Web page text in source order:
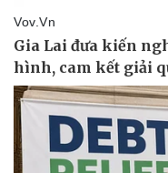
Kinh tế
Bất động sản
Khởi nghiệp